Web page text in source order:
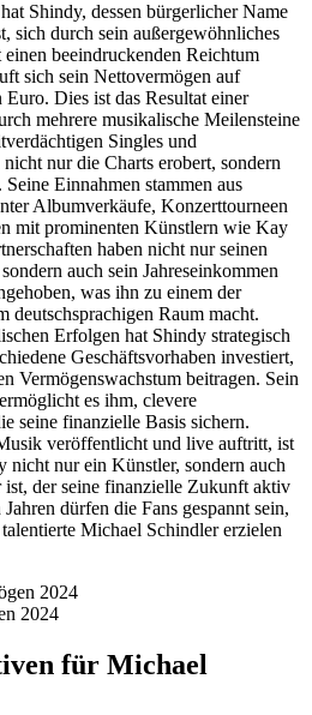
Shindy, dessen bürgerlicher Name
sich durch sein außergewöhnliches
beeindruckenden Reichtum
sich sein Nettovermögen auf
Dies ist das Resultat einer
mehrere musikalische Meilensteine
Singles und
nur die Charts erobert, sondern
Einnahmen stammen aus
Albumverkäufe, Konzerttourneen
mit prominenten Künstlern wie Kay
haben nicht nur seinen
auch sein Jahreseinkommen
was ihn zu einem der
deutschsprachigen Raum macht.
Erfolgen hat Shindy strategisch
Geschäftsvorhaben investiert,
Vermögenswachstum beitragen. Sein
es ihm, clevere
seine finanzielle Basis sichern.
veröffentlicht und live auftritt, ist
nicht nur ein Künstler, sondern auch
ist, der seine finanzielle Zukunft aktiv
dürfen die Fans gespannt sein,
Michael Schindler erzielen
2024
für Michael